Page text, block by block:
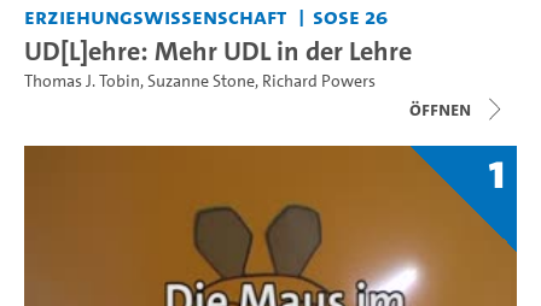
Erziehungswissenschaft SoSe 26
UD[L]ehre: Mehr UDL in der Lehre
Thomas J. Tobin,Suzanne Stone, Richard Powers
Öffnen
1